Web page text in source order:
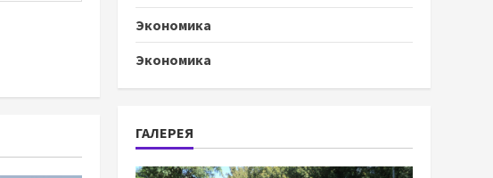
Экономика
Экономика
ГАЛЕРЕЯ